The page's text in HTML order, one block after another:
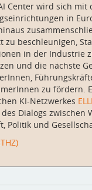
Center wird sich mit
in
zu beschleunigen,
in der Industrie
und die nächste
zu fördern.
KI-​Netzwerkes
Dialogs zwischen
Politik und